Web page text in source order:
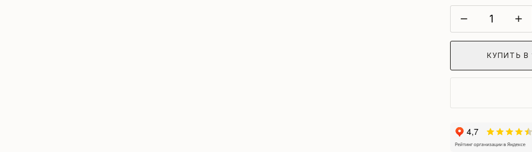
− +
КУПИТЬ В